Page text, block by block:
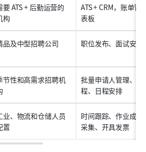
要 ATS + 后勤运营的
构
ATS + CRM，账单管
表板
品及中型招聘公司 职位发布、面试安排
节性和高需求招聘机
批量申请人管理、自
程、日程安排
业、物流和仓储人员
置
时间跟踪、作业成本
采集、开具发票